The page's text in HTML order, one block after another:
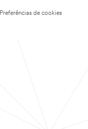
Preferências de cookies